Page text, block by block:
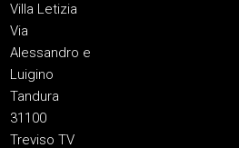
Villa Letizia
Via
Alessandro e
Luigino
Tandura
31100
Treviso TV